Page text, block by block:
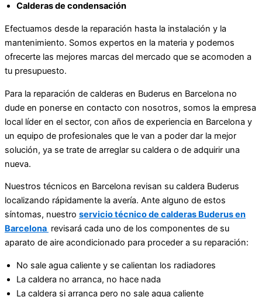
Calderas de condensación
Efectuamos desde la reparación hasta la instalación y la
mantenimiento. Somos expertos en la materia y podemos
ofrecerte las mejores marcas del mercado que se acomoden a
tu presupuesto.
Para la reparación de calderas en Buderus en Barcelona no
dude en ponerse en contacto con nosotros, somos la empresa
local líder en el sector, con años de experiencia en Barcelona y
un equipo de profesionales que le van a poder dar la mejor
solución, ya se trate de arreglar su caldera o de adquirir una
nueva.
Nuestros técnicos en Barcelona revisan su caldera Buderus
localizando rápidamente la avería. Ante alguno de estos
síntomas, nuestro servicio técnico de calderas Buderus en
Barcelona revisará cada uno de los componentes de su
aparato de aire acondicionado para proceder a su reparación:
No sale agua caliente y se calientan los radiadores
La caldera no arranca, no hace nada
La caldera si arranca pero no sale agua caliente